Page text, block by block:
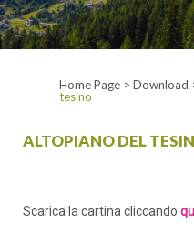
Home Page > Download
tesino
ALTOPIANO DEL
Scarica la cartina cliccando